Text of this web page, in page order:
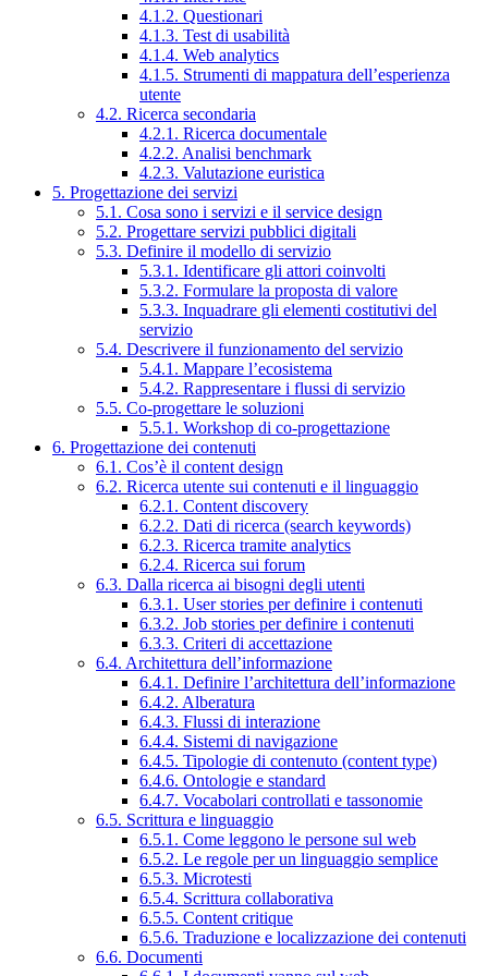
4.1.2. Questionari
4.1.3. Test di usabilità
4.1.4. Web analytics
4.1.5. Strumenti di mappatura dell’esperienza
utente
4.2. Ricerca secondaria
4.2.1. Ricerca documentale
4.2.2. Analisi benchmark
4.2.3. Valutazione euristica
5. Progettazione dei servizi
5.1. Cosa sono i servizi e il service design
5.2. Progettare servizi pubblici digitali
5.3. Definire il modello di servizio
5.3.1. Identificare gli attori coinvolti
5.3.2. Formulare la proposta di valore
5.3.3. Inquadrare gli elementi costitutivi del
servizio
5.4. Descrivere il funzionamento del servizio
5.4.1. Mappare l’ecosistema
5.4.2. Rappresentare i flussi di servizio
5.5. Co-progettare le soluzioni
5.5.1. Workshop di co-progettazione
6. Progettazione dei contenuti
6.1. Cos’è il content design
6.2. Ricerca utente sui contenuti e il linguaggio
6.2.1. Content discovery
6.2.2. Dati di ricerca (search keywords)
6.2.3. Ricerca tramite analytics
6.2.4. Ricerca sui forum
6.3. Dalla ricerca ai bisogni degli utenti
6.3.1. User stories per definire i contenuti
6.3.2. Job stories per definire i contenuti
6.3.3. Criteri di accettazione
6.4. Architettura dell’informazione
6.4.1. Definire l’architettura dell’informazione
6.4.2. Alberatura
6.4.3. Flussi di interazione
6.4.4. Sistemi di navigazione
6.4.5. Tipologie di contenuto (content type)
6.4.6. Ontologie e standard
6.4.7. Vocabolari controllati e tassonomie
6.5. Scrittura e linguaggio
6.5.1. Come leggono le persone sul web
6.5.2. Le regole per un linguaggio semplice
6.5.3. Microtesti
6.5.4. Scrittura collaborativa
6.5.5. Content critique
6.5.6. Traduzione e localizzazione dei contenuti
6.6. Documenti